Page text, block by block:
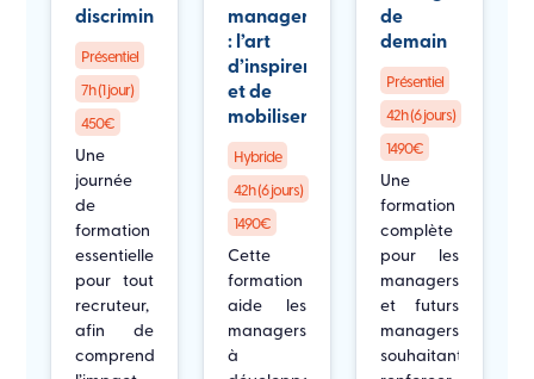
discriminer
Présentiel
7h (1 jour)
450€
Une
journée
de
formation
essentielle
pour tout
recruteur,
afin de
comprendre
manager
: l’art
d’inspirer
et de
mobiliser
Hybride
42h (6 jours)
1490€
Cette
formation
aide les
managers
à
de
demain
Présentiel
42h (6 jours)
1490€
Une
formation
complète
pour les
managers
et futurs
managers
souhaitant